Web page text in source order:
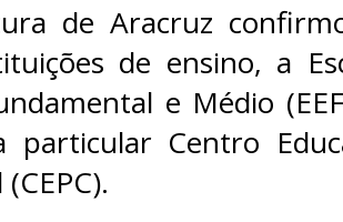
de Aracruz
de ensino, a
e Médio
particular Centro